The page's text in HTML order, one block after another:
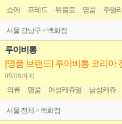
쇼메 프레드 위블로 명품 주얼리
서울 강남구 > 백화점
루이비통
09/08까지
의류 명품 여성캐쥬얼 남성캐쥬
서울 전체 > 백화점